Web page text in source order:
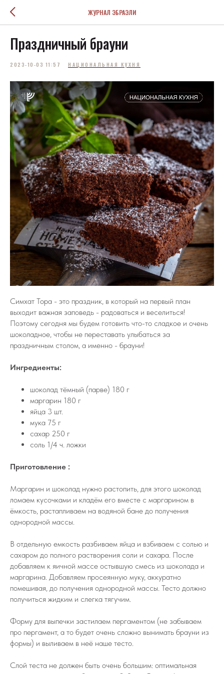
ЖУРНАЛ ЭБРАЭЛИ
Праздничный брауни
2023-10-03 11:57 НАЦИОНАЛЬНАЯ КУХНЯ
Симхат Тора - это праздник, в который на первый план
выходит важная заповедь - радоваться и веселиться!
Поэтому сегодня мы будем готовить что-то сладкое и очень
шоколадное, чтобы не переставать улыбаться за
праздничным столом, а именно - брауни!
Ингредиенты:
шоколад тёмный (парве) 180 г
маргарин 180 г
яйца 3 шт.
мука 75 г
сахар 250 г
соль 1/4 ч. ложки
Приготовление :
Маргарин и шоколад нужно растопить, для этого шоколад
ломаем кусочками и кладём его вместе с маргарином в
ёмкость, растапливаем на водяной бане до получения
однородной массы.
В отдельную емкость разбиваем яйца и взбиваем с солью и
сахаром до полного растворения соли и сахара. После
добавляем к яичной массе остывшую смесь из шоколада и
маргарина. Добавляем просеянную муку, аккуратно
помешивая, до получения однородной массы. Тесто должно
получиться жидким и слегка тягучим.
Форму для выпечки застилаем пергаментом (не забываем
про пергамент, а то будет очень сложно вынимать брауни из
формы) и выливаем в неё наше тесто.
Слой теста не должен быть очень большим: оптимальная